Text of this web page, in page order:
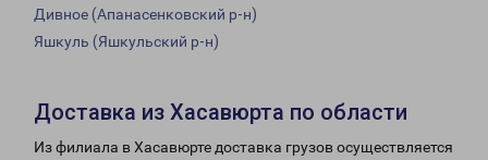
Дивное (Апанасенковский р-н)
Яшкуль (Яшкульский р-н)
Доставка из Хасавюрта по области
Из филиала в Хасавюрте доставка грузов осуществляется